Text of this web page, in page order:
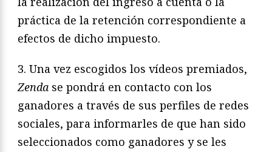
práctica de la retención correspondiente a
efectos de dicho impuesto.
3. Una vez escogidos los vídeos premiados,
Zenda se pondrá en contacto con los
ganadores a través de sus perfiles de redes
sociales, para informarles de que han sido
seleccionados como ganadores y se les